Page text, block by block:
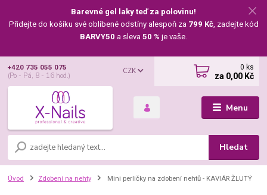
Barevné gel laky teď za polovinu!
Přidejte do košíku své oblíbené odstíny alespoň za 799 Kč, zadejte kód
BARVY50 a sleva 50 % je vaše.
Menu
CZK
Hledat
+420 735 055 075
(Po - Pá, 8 - 16 hod.)
0 ks
za 0,00 Kč
Úvod Zdobení na nehty Mini perličky na zdobení nehtů - KAVIÁR ŽLUTÝ